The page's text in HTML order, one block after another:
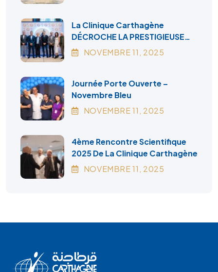
La Clinique Carthagène
DÉCROCHE LA PRESTIGIEUSE
ACCRÉDITATION CANADA
NOVEMBRE11 , 2025
Journée Porte Ouverte –
Novembre Bleu
NOVEMBRE11 , 2025
4ème Rencontre Scientifique
2025 De La Clinique Carthagène
NOVEMBRE11 , 2025